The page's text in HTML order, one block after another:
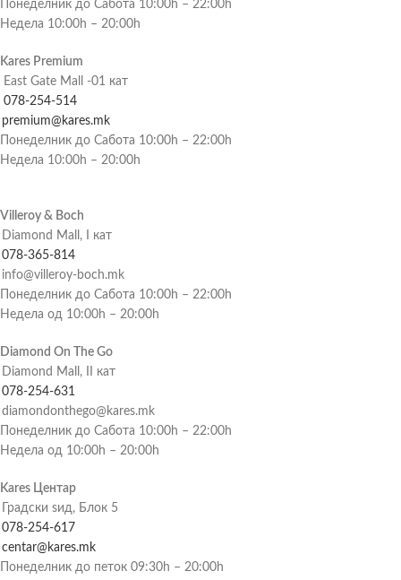
Понеделник до Сабота 10:00h – 22:00h
Недела 10:00h – 20:00h
Kares Premium
East Gate Mall -01 кат
078-254-514
premium@kares.mk
Понеделник до Сабота 10:00h – 22:00h
Недела 10:00h – 20:00h
Villeroy & Boch
Diamond Mall, I кат
078-365-814
info@villeroy-boch.mk
Понеделник до Сабота 10:00h – 22:00h
Недела од 10:00h – 20:00h
Diamond On The Go
Diamond Mall, II кат
078-254-631
diamondonthego@kares.mk
Понеделник до Сабота 10:00h – 22:00h
Недела од 10:00h – 20:00h
Kares Центар
Градски ѕид, Блок 5
078-254-617
centar@kares.mk
Понеделник до петок 09:30h – 20:00h